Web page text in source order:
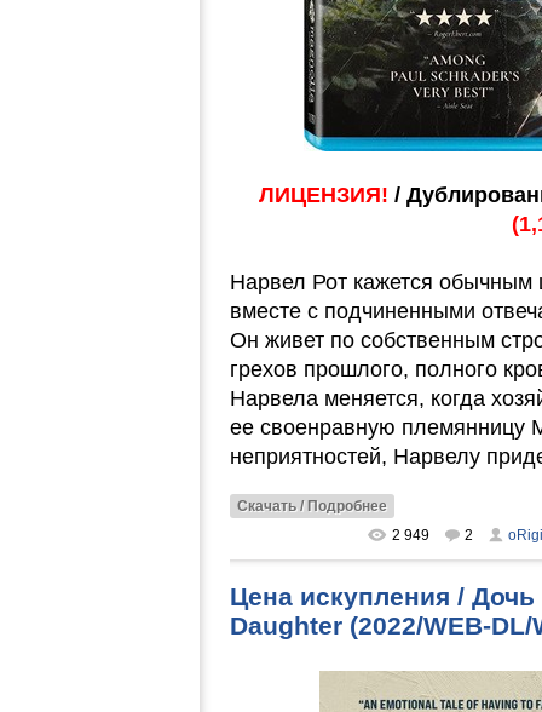
ЛИЦЕНЗИЯ! /
Нарвел Рот кажется
вместе с подчиненными
Он живет по собственным
грехов прошлого, полного
Нарвела меняется, когда
ее своенравную
неприятностей, Нарвелу
Скачать / Подробнее
2 949
2 oRigi
Цена искупления /
Daughter (2022/WEB-DL/